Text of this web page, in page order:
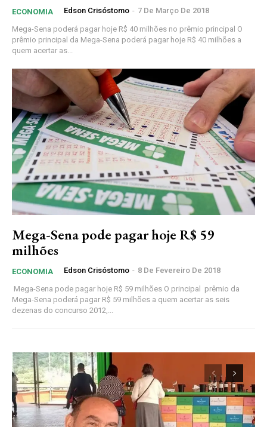
ECONOMIA Edson Crisóstomo - 7 De Março De 2018
Mega-Sena poderá pagar hoje R$ 40 milhões no prêmio principal O
prêmio principal da Mega-Sena poderá pagar hoje R$ 40 milhões a
quem acertar as...
Mega-Sena pode pagar hoje R$ 59
milhões
ECONOMIA Edson Crisóstomo - 8 De Fevereiro De 2018
Mega-Sena pode pagar hoje R$ 59 milhões O principal prêmio da
Mega-Sena poderá pagar R$ 59 milhões a quem acertar as seis
dezenas do concurso 2012,...